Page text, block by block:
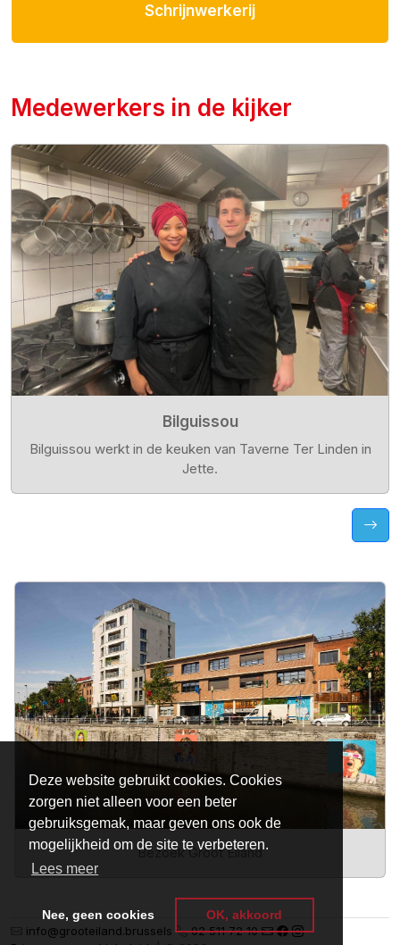
Deze website gebruikt cookies. Cookies
zorgen niet alleen voor een beter
gebruiksgemak, maar geven ons ook de
mogelijkheid om de site te verbeteren.
Lees meer
Nee, geen cookies OK, akkoord
Schrijnwerkerij
Medewerkers in de kijker
Bilguissou
Bilguissou werkt in de keuken van Taverne Ter Linden in
Jette.
Bezoek Groot Eiland
info@grooteiland.brussels
02 511 72 10